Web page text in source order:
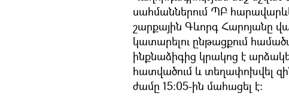
սահմաններում ՊԲ
շարքային Գևորգ Հարոյանը
կատարելու ընթացքում
ինքնաձիգից կրակոց է
հատվածում և տեղափոխվել
ժամը 15:05-ին մահացել է: